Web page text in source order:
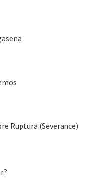
Ruptura (Severance)